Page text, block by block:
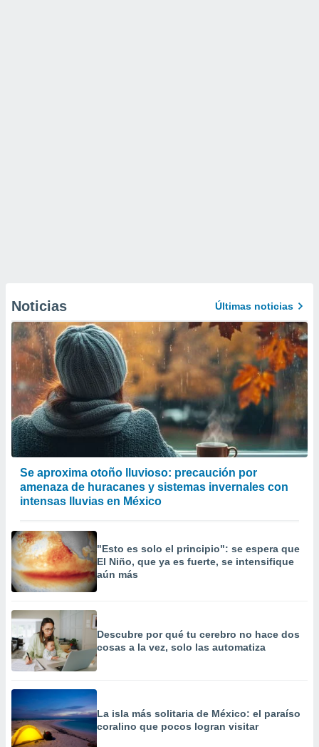
Noticias Últimas noticias
Se aproxima otoño lluvioso: precaución por
amenaza de huracanes y sistemas invernales con
intensas lluvias en México
"Esto es solo el principio": se espera que
El Niño, que ya es fuerte, se intensifique
aún más
Descubre por qué tu cerebro no hace dos
cosas a la vez, solo las automatiza
La isla más solitaria de México: el paraíso
coralino que pocos logran visitar